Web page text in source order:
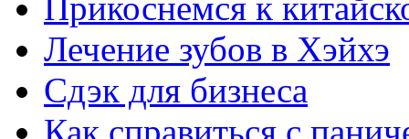
Лечение зубов в Хэйхэ
Сдэк для бизнеса
Как справиться с